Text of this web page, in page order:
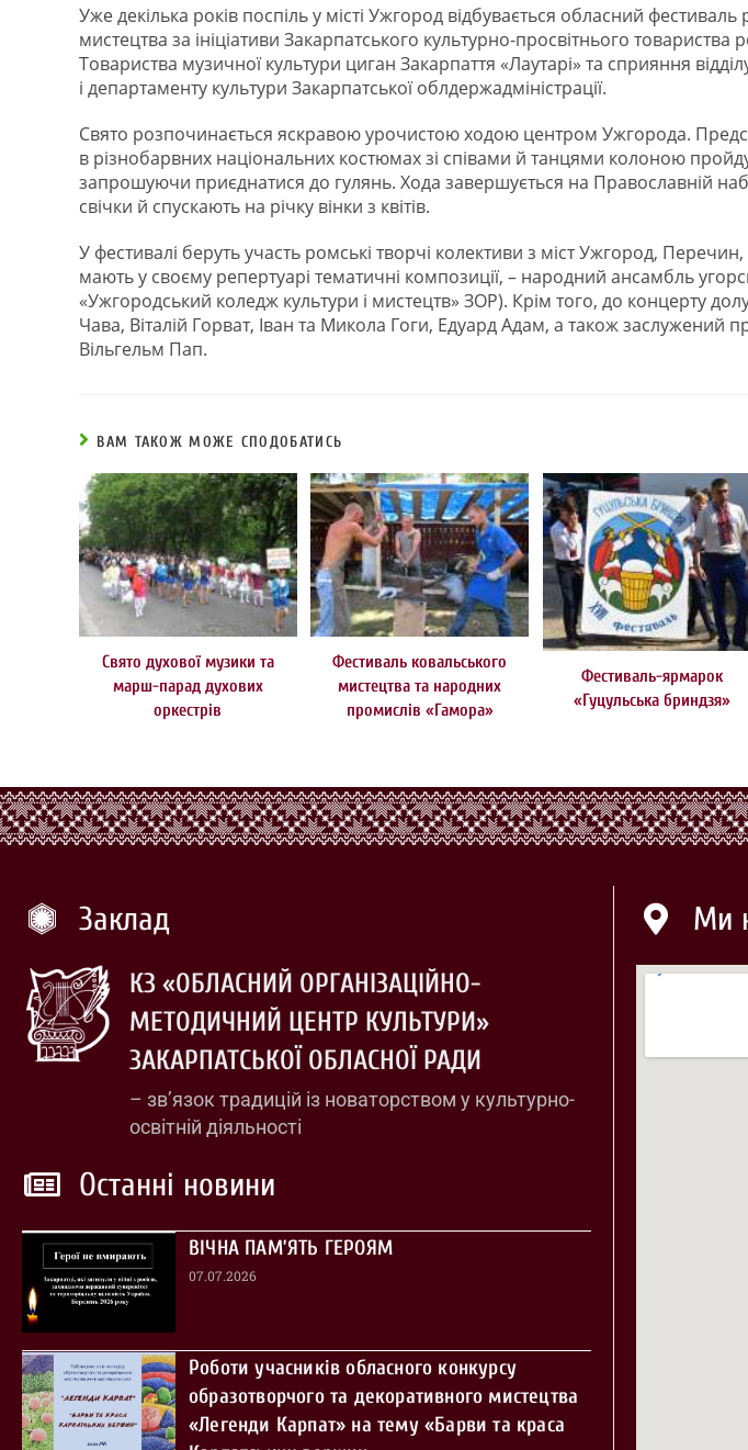
Уже декілька років поспіль у місті Ужгород відбувається обласний
мистецтва за ініціативи Закарпатського культурно-просвітнього товариства
Товариства музичної культури циган Закарпаття «Лаутарі» та сприяння
і департаменту культури Закарпатської облдержадміністрації.
Свято розпочинається яскравою урочистою ходою центром Ужгорода.
в різнобарвних національних костюмах зі співами й танцями колоною
запрошуючи приєднатися до гулянь. Хода завершується на Православній
свічки й спускають на річку вінки з квітів.
У фестивалі беруть участь ромські творчі колективи з міст Ужгород,
мають у своєму репертуарі тематичні композиції, – народний ансамбль
«Ужгородський коледж культури і мистецтв» ЗОР). Крім того, до концерту
Чава, Віталій Горват, Іван та Микола Гоги, Едуард Адам, а також заслужений
Вільгельм Пап.
ВАМ ТАКОЖ МОЖЕ СПОДОБАТИСЬ
Свято духової музики та
марш-парад духових
оркестрів
Фестиваль ковальського
мистецтва та народних
промислів «Гамора»
Фестиваль-ярмарок
«Гуцульська бриндзя»
Заклад
КЗ «ОБЛАСНИЙ ОРГАНІЗАЦІЙНО-
МЕТОДИЧНИЙ ЦЕНТР КУЛЬТУРИ»
ЗАКАРПАТСЬКОЇ ОБЛАСНОЇ РАДИ
– зв’язок традицій із новаторством у культурно-
освітній діяльності
Останні новини
ВІЧНА ПАМ’ЯТЬ ГЕРОЯМ
07.07.2026
Роботи учасників обласного конкурсу
образотворчого та декоративного мистецтва
«Легенди Карпат» на тему «Барви та краса
Ми